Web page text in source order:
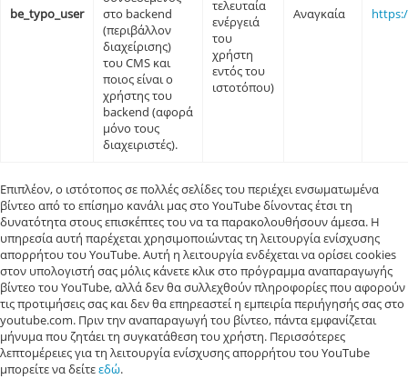
be_typo_user
στο backend
(περιβάλλον
διαχείρισης)
του CMS και
ποιος είναι ο
χρήστης του
backend (αφορά
μόνο τους
διαχειριστές).
τελευταία
ενέργειά
του
χρήστη
εντός του
ιστοτόπου)
Αναγκαία
Επιπλέον, ο ιστότοπος σε πολλές σελίδες του περιέχει ενσωματωμένα
βίντεο από το επίσημο κανάλι μας στο YouTube δίνοντας έτσι τη
δυνατότητα στους επισκέπτες του να τα παρακολουθήσουν άμεσα. Η
υπηρεσία αυτή παρέχεται χρησιμοποιώντας τη λειτουργία ενίσχυσης
απορρήτου του YouTube. Αυτή η λειτουργία ενδέχεται να ορίσει cookies
στον υπολογιστή σας μόλις κάνετε κλικ στο πρόγραμμα αναπαραγωγής
βίντεο του YouTube, αλλά δεν θα συλλεχθούν πληροφορίες που αφορούν
τις προτιμήσεις σας και δεν θα επηρεαστεί η εμπειρία περιήγησής σας στο
youtube.com. Πριν την αναπαραγωγή του βίντεο, πάντα εμφανίζεται
μήνυμα που ζητάει τη συγκατάθεση του χρήστη. Περισσότερες
λεπτομέρειες για τη λειτουργία ενίσχυσης απορρήτου του YouTube
μπορείτε να δείτεεδώ.